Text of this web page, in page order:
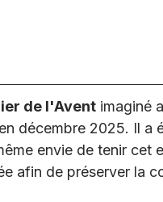
de l'Avent imaginé
décembre 2025. Il a
envie de tenir cet
afin de préserver la